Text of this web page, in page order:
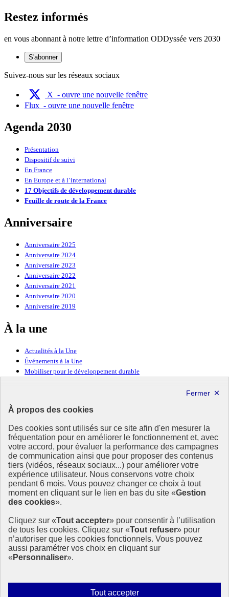
À propos des cookies
Des cookies sont utilisés sur ce site afin d'en mesurer la
fréquentation pour en améliorer le fonctionnement et, avec
votre accord, pour évaluer la performance des campagnes
de communication ainsi que pour proposer des contenus
tiers (vidéos, réseaux sociaux...) pour améliorer votre
expérience utilisateur. Nous conservons votre choix
pendant 6 mois. Vous pouvez changer ce choix à tout
moment en cliquant sur le lien en bas du site «Gestion
des cookies».
Cliquez sur «Tout accepter» pour consentir à l’utilisation
de tous les cookies. Cliquez sur «Tout refuser» pour
n’autoriser que les cookies fonctionnels. Vous pouvez
aussi paramétrer vos choix en cliquant sur
« Personnaliser».
Tout accepterAutoriser
Restez informés
en vous abonnant à notre lettre d’information ODDyssée vers 2030
S'abonner
Suivez-nous sur les réseaux sociaux
X - ouvre une nouvelle fenêtre
Flux - ouvre une nouvelle fenêtre
Agenda 2030
Présentation
Dispositif de suivi
En France
En Europe et à l’international
17 Objectifs de développement durable
Feuille de route de la France
Anniversaire
Anniversaire 2025
Anniversaire 2024
Anniversaire 2023
Anniversaire 2022
Anniversaire 2021
Anniversaire 2020
Anniversaire 2019
À la une
Actualités à la Une
Événements à la Une
Mobiliser pour le développement durable
Ressources
Ressources
La Méth’ODD
Gouvernement
Ce site propose l’information de référence concernant l’Agenda
2030 et la feuille de route de la France. Il valorise la mobilisation de
tous les acteurs.
info.gouv.fr- ouvre une nouvelle fenêtre
service-public.fr - ouvre une nouvelle fenêtre
legifrance.gouv.fr- ouvre une nouvelle fenêtre
data.gouv.fr- ouvre une nouvelle fenêtre
Plan du site
Mentions légales